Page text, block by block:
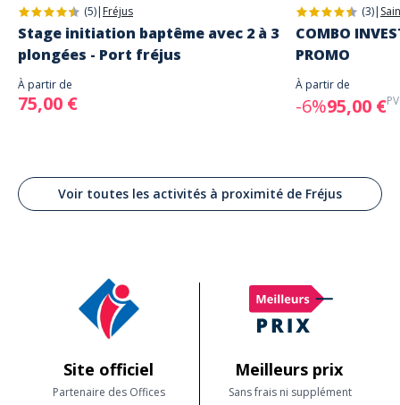
(5)| Fréjus
Stage initiation baptême avec 2 à 3
plongées - Port fréjus
À partir de
75,00 €
(3)|
COMBO
PROMO
À partir de
-6%95,00 €
Voir toutes les activités à proximité de Fréjus
Site officiel
Partenaire des Offices
Meilleurs prix
Sans frais ni supplément